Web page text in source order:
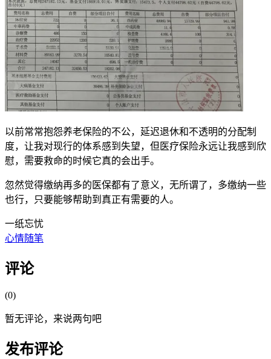
以前常常抱怨养老保险的不公，延迟退休和不透明的分配制
度，让我对现行的体系感到失望，但医疗保险永远让我感到欣
慰，需要救命的时候它真的会出手。
忽然觉得缴纳再多的医保都有了意义，无所谓了，多缴纳一些
也行，只要能够帮助到真正有需要的人。
一纸忘忧
心情随笔
评论
(0)
暂无评论，来说两句吧
发布评论